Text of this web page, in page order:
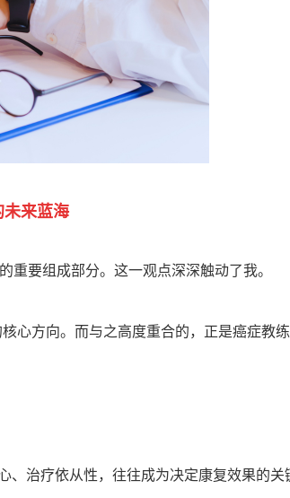
来蓝海
重要组成部分。这一观点深深触动了我。
心方向。而与之高度重合的，正是癌症教
治疗依从性，往往成为决定康复效果的关